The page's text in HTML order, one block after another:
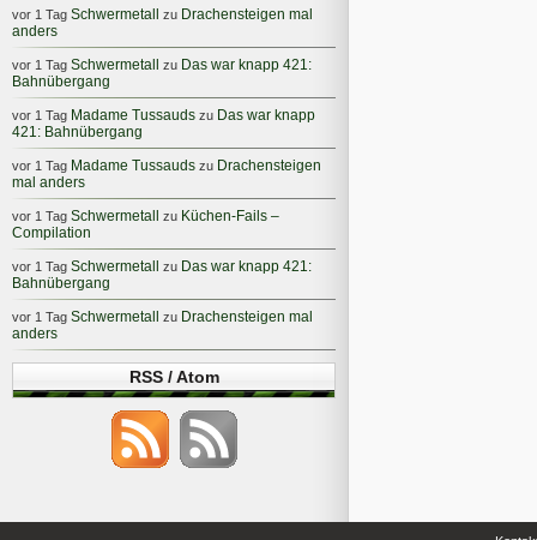
vor 1 Tag Schwermetall zu Drachensteigen mal
anders
vor 1 Tag Schwermetall zu Das war knapp 421:
Bahnübergang
vor 1 Tag Madame Tussauds zu Das war knapp
421: Bahnübergang
vor 1 Tag Madame Tussauds zu Drachensteigen
mal anders
vor 1 Tag Schwermetall zu Küchen-Fails –
Compilation
vor 1 Tag Schwermetall zu Das war knapp 421:
Bahnübergang
vor 1 Tag Schwermetall zu Drachensteigen mal
anders
RSS / Atom